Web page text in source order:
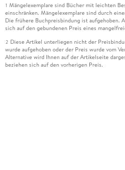
1 Mängelexemplare sind Bücher mit leichten
einschränken. Mängelexemplare sind durch
Die frühere Buchpreisbindung ist aufgehoben.
sich auf den gebundenen Preis eines
2 Diese Artikel unterliegen nicht der
wurde aufgehoben oder der Preis wurde vom
Alternative wird Ihnen auf der Artikelseite
beziehen sich auf den vorherigen Preis.